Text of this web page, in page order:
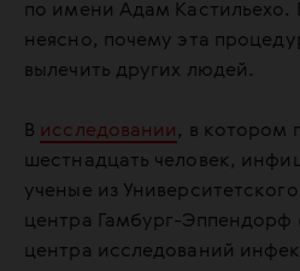
по имени Адам Кастильехо.
неясно, почему эта
вылечить других людей.
В исследовании , в котором
шестнадцать человек,
ученые из
центра Гамбург-Эппендорф
центра исследований